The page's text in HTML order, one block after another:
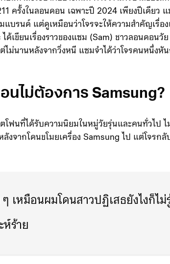
ครั้งในลอนดอน เฉพาะปี 2024 เพียงปีเดียว
แบรนด์ แต่ดูเหมือนว่าโจรจะให้ความสำคัญเรื่อ
ด้เขียนเรื่องราวของแซม (Sam) ชาวลอนดอน
ไม่นานหลังจากวิ่งหนี แซมจำได้ว่าโจรคนหนึ่งหั
นไม่ต้องการ Samsung?
โฟนที่ได้รับความนิยมในหมู่วัยรุ่นและคนทั่วไป ไ
งจากโดนขโมยเครื่อง Samsung ไป แต่โจรกลั
เหมือนผมโดนสาวปฏิเสธยังไงก็ไม่
ห์ร้าย